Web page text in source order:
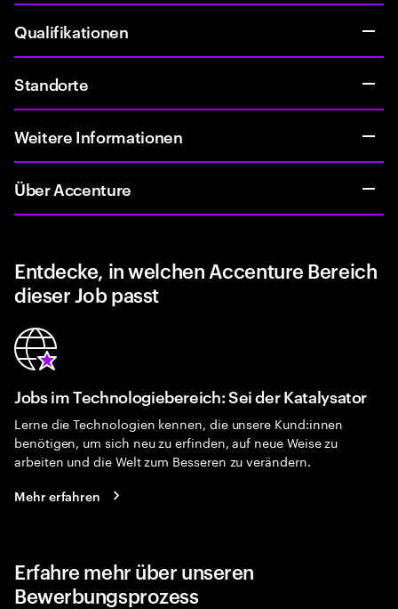
Qualifikationen
Standorte
Weitere Informationen
Über Accenture
Entdecke, in welchen Accenture Bereich
dieser Job passt
Jobs im Technologiebereich: Sei der Katalysator
Lerne die Technologien kennen, die unsere Kund:innen
benötigen, um sich neu zu erfinden, auf neue Weise zu
arbeiten und die Welt zum Besseren zu verändern.
Mehr erfahren
Erfahre mehr über unseren
Bewerbungsprozess